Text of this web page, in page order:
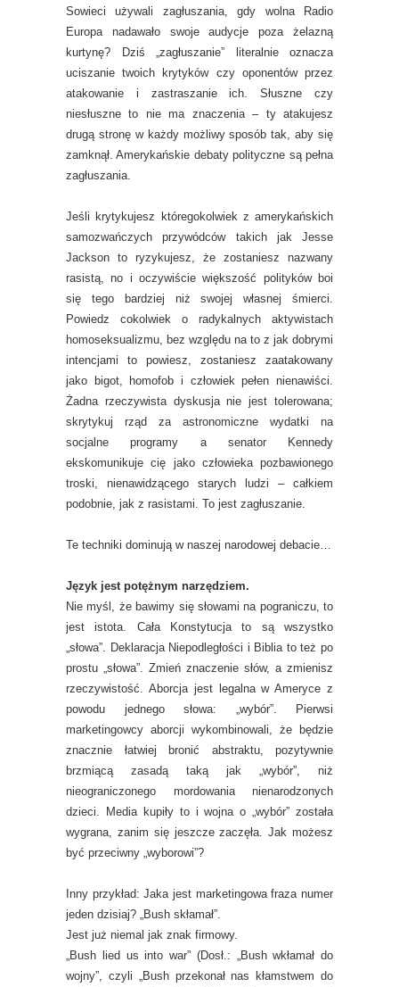
Sowieci używali zagłuszania, gdy wolna Radio
Europa nadawało swoje audycje poza żelazną
kurtynę? Dziś „zagłuszanie” literalnie oznacza
uciszanie twoich krytyków czy oponentów przez
atakowanie i zastraszanie ich. Słuszne czy
niesłuszne to nie ma znaczenia – ty atakujesz
drugą stronę w każdy możliwy sposób tak, aby się
zamknął. Amerykańskie debaty polityczne są pełna
zagłuszania.
Jeśli krytykujesz któregokolwiek z amerykańskich
samozwańczych przywódców takich jak Jesse
Jackson to ryzykujesz, że zostaniesz nazwany
rasistą, no i oczywiście większość polityków boi
się tego bardziej niż swojej własnej śmierci.
Powiedz cokolwiek o radykalnych aktywistach
homoseksualizmu, bez względu na to z jak dobrymi
intencjami to powiesz, zostaniesz zaatakowany
jako bigot, homofob i człowiek pełen nienawiści.
Żadna rzeczywista dyskusja nie jest tolerowana;
skrytykuj rząd za astronomiczne wydatki na
socjalne programy a senator Kennedy
ekskomunikuje cię jako człowieka pozbawionego
troski, nienawidzącego starych ludzi – całkiem
podobnie, jak z rasistami. To jest zagłuszanie.
Te techniki dominują w naszej narodowej debacie…
Język jest potężnym narzędziem.
Nie myśl, że bawimy się słowami na pograniczu, to
jest istota. Cała Konstytucja to są wszystko
„słowa”. Deklaracja Niepodległości i Biblia to też po
prostu „słowa”. Zmień znaczenie słów, a zmienisz
rzeczywistość. Aborcja jest legalna w Ameryce z
powodu jednego słowa: „wybór”. Pierwsi
marketingowcy aborcji wykombinowali, że będzie
znacznie łatwiej bronić abstraktu, pozytywnie
brzmiącą zasadą taką jak „wybór”, niż
nieograniczonego mordowania nienarodzonych
dzieci. Media kupiły to i wojna o „wybór” została
wygrana, zanim się jeszcze zaczęła. Jak możesz
być przeciwny „wyborowi”?
Inny przykład: Jaka jest marketingowa fraza numer
jeden dzisiaj? „Bush skłamał”.
Jest już niemal jak znak firmowy.
„Bush lied us into war” (Dosł.: „Bush wkłamał do
wojny”, czyli „Bush przekonał nas kłamstwem do